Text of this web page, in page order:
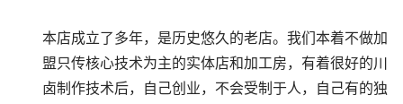
本店成立了多年，是历史悠久的老店。我们本着不做加
盟只传核心技术为主的实体店和加工房，有着很好的川
卤制作技术后，自己创业，不会受制于人，自己有的独